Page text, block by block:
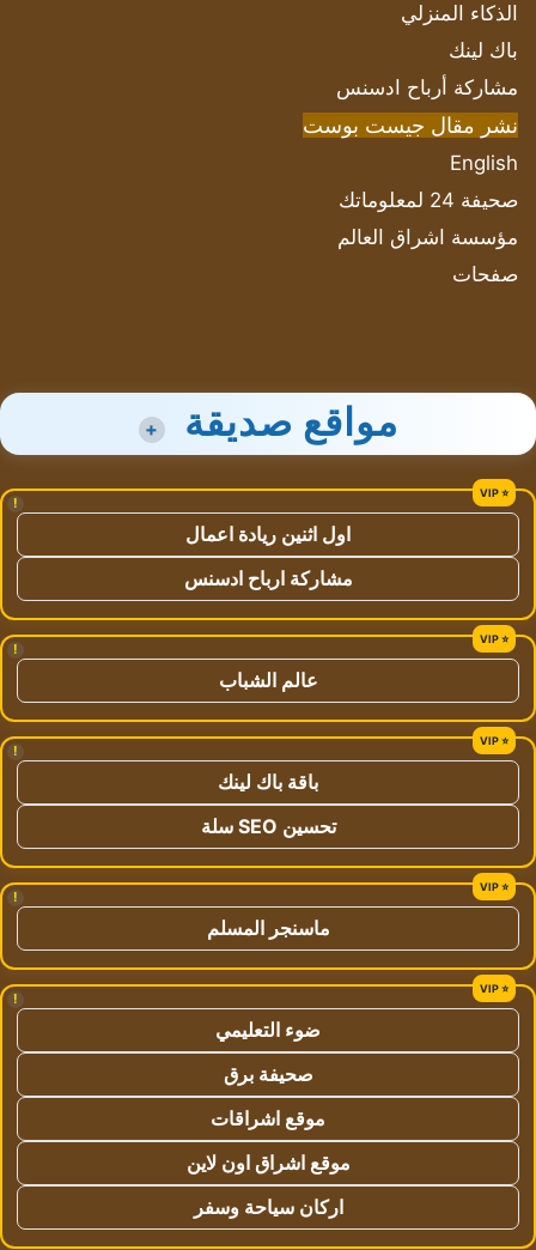
الذكاء المنزلي
باك لينك
مشاركة أرباح ادسنس
نشر مقال جيست بوست
English
صحيفة 24 لمعلوماتك
مؤسسة اشراق العالم
صفحات
مواقع صديقة +
!
اول اثنين ريادة اعمال
مشاركة ارباح ادسنس
!
عالم الشباب
!
باقة باك لينك
تحسين SEO سلة
!
ماسنجر المسلم
!
ضوء التعليمي
صحيفة برق
موقع اشراقات
موقع اشراق اون لاين
اركان سياحة وسفر